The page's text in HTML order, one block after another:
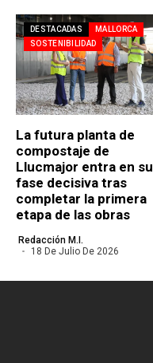
DESTACADAS
MALLORCA
SOSTENIBILIDAD
La futura planta de
compostaje de
Llucmajor entra en su
fase decisiva tras
completar la primera
etapa de las obras
Redacción M.I.
18 De Julio De 2026